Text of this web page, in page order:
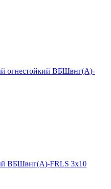
огнестойкий ВБШвнг(А)-
ВБШвнг(А)-FRLS 3х10